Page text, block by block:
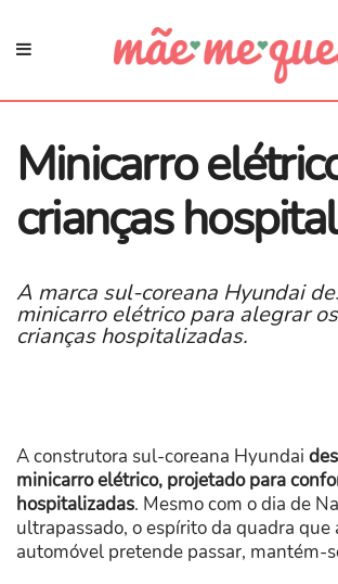
Minicarro
crianças
A marca sul-coreana Hyundai
minicarro elétrico para alegrar
crianças hospitalizadas.
A construtora sul-coreana Hyundai
minicarro elétrico, projetado para
hospitalizadas. Mesmo com o dia de
ultrapassado, o espírito da quadra que
automóvel pretende passar, mantém-